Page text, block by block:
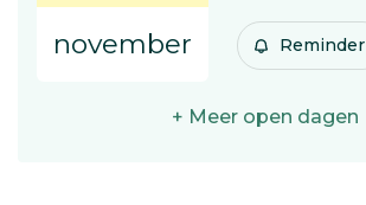
november Reminder
+ Meer open dagen